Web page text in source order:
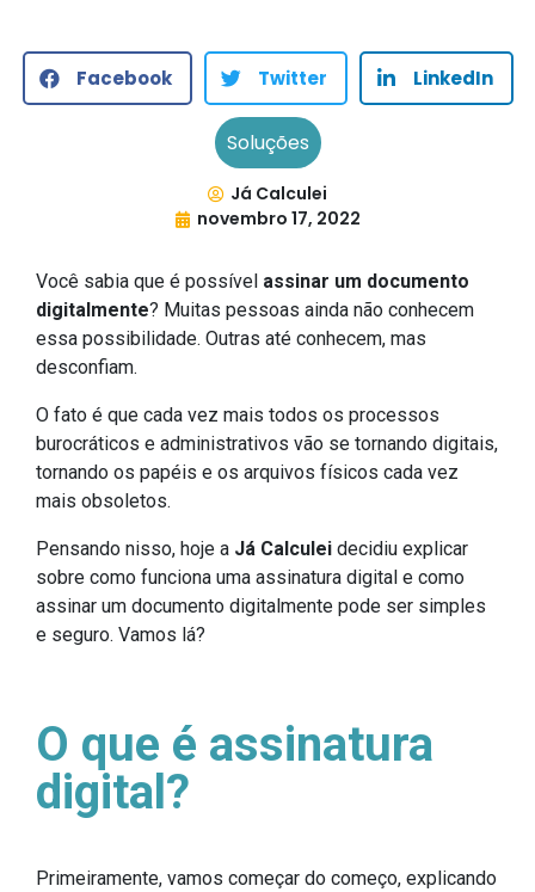
Facebook Twitter LinkedIn
Soluções
Já Calculei
novembro 17, 2022
Você sabia que é possível assinar um documento
digitalmente? Muitas pessoas ainda não conhecem
essa possibilidade. Outras até conhecem, mas
desconfiam.
O fato é que cada vez mais todos os processos
burocráticos e administrativos vão se tornando digitais,
tornando os papéis e os arquivos físicos cada vez
mais obsoletos.
Pensando nisso, hoje a Já Calculei decidiu explicar
sobre como funciona uma assinatura digital e como
assinar um documento digitalmente pode ser simples
e seguro. Vamos lá?
O que é assinatura
digital?
Primeiramente, vamos começar do começo, explicando